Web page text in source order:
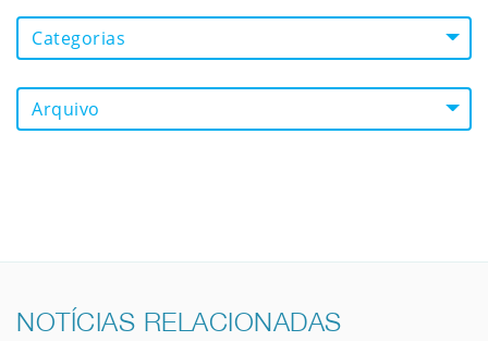
Categorias
Arquivo
NOTÍCIAS RELACIONADAS